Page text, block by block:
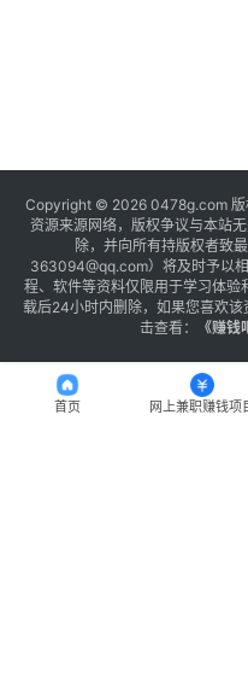
Copyright © 2026 0478g.com
资源来源网络，版权争议与本站
除，并向所有持版权者致
363094@qq.com）将及时予以
程、软件等资料仅限用于学习体
载后24小时内删除，如果您喜欢
击查看：
《赚钱
首页 网上兼职赚钱项